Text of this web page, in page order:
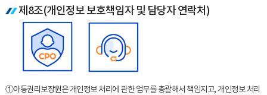
제8조(개인정보 보호책임자 및 담당자 연락처)
①아동권리보장원은 개인정보 처리에 관한 업무를 총괄해서 책임지고, 개인정보 처리